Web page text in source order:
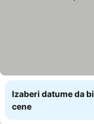
Izaberi datume da
cene